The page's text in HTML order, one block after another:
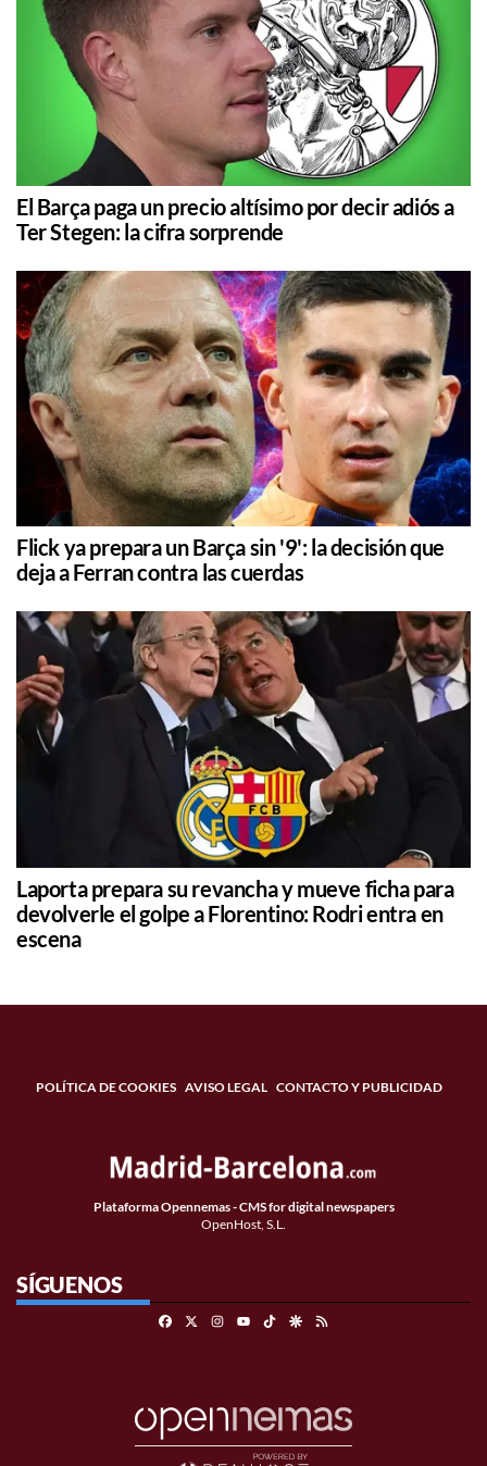
El Barça paga un precio altísimo por decir adiós a
Ter Stegen: la cifra sorprende
Flick ya prepara un Barça sin '9': la decisión que
deja a Ferran contra las cuerdas
Laporta prepara su revancha y mueve ficha para
devolverle el golpe a Florentino: Rodri entra en
escena
POLÍTICA DE COOKIES AVISO LEGAL CONTACTO Y PUBLICIDAD
Plataforma Opennemas - CMS for digital newspapers
OpenHost, S.L.
SÍGUENOS
FacebookInstagramTikTokGoogle Discover